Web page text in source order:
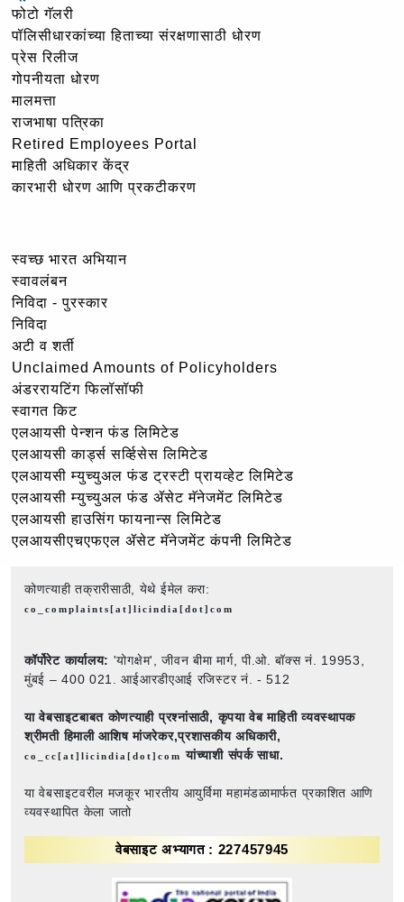
फोटो गॅलरी
पॉलिसीधारकांच्या हिताच्या संरक्षणासाठी धोरण
प्रेस रिलीज
गोपनीयता धोरण
मालमत्ता
राजभाषा पत्रिका
Retired Employees Portal
माहिती अधिकार केंद्र
कारभारी धोरण आणि प्रकटीकरण
स्वच्छ भारत अभियान
स्वावलंबन
निविदा - पुरस्कार
निविदा
अटी व शर्ती
Unclaimed Amounts of Policyholders
अंडररायटिंग फिलॉसॉफी
स्वागत किट
एलआयसी पेन्शन फंड लिमिटेड
एलआयसी कार्ड्स सर्व्हिसेस लिमिटेड
एलआयसी म्युच्युअल फंड ट्रस्टी प्रायव्हेट लिमिटेड
एलआयसी म्युच्युअल फंड ॲसेट मॅनेजमेंट लिमिटेड
एलआयसी हाउसिंग फायनान्स लिमिटेड
एलआयसीएचएफएल ॲसेट मॅनेजमेंट कंपनी लिमिटेड
कोणत्याही तक्रारीसाठी, येथे ईमेल करा:
co_complaints[at]licindia[dot]com
कॉर्पोरेट कार्यालय: 'योगक्षेम', जीवन बीमा मार्ग, पी.ओ. बॉक्स नं. 19953,
मुंबई – 400 021. आईआरडीएआई रजिस्टर नं. - 512
या वेबसाइटबाबत कोणत्याही प्रश्नांसाठी, कृपया वेब माहिती व्यवस्थापक
श्रीमती हिमाली आशिष मांजरेकर,प्रशासकीय अधिकारी,
co_cc[at]licindia[dot]comयांच्याशी संपर्क साधा.
या वेबसाइटवरील मजकूर भारतीय आयुर्विमा महामंडळामार्फत प्रकाशित आणि
व्यवस्थापित केला जातो
वेबसाइट अभ्यागत : 227457945